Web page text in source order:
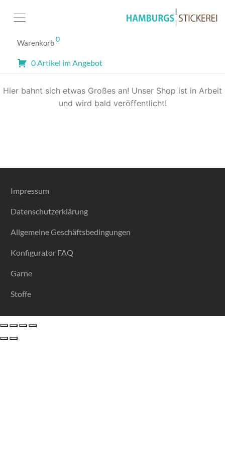
Warenkorb0
0 Artikel im Angebot
Großes kündigt sich an
Hier bahnt sich etwas Großes an! Unser Shop ist in Arbeit
und wird bald veröffentlicht!
Impressum
Datenschutzerklärung
Allgemeine Geschäftsbedingungen
Konfigurator FAQ
Garne
Stoffe